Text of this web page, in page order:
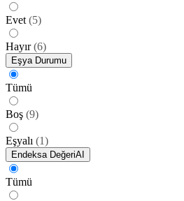
Evet (5)
Hayır (6)
Eşya Durumu
Tümü
Boş (9)
Eşyalı (1)
Endeksa DeğeriAI
Tümü